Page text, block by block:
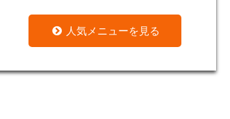
人気メニューを見る